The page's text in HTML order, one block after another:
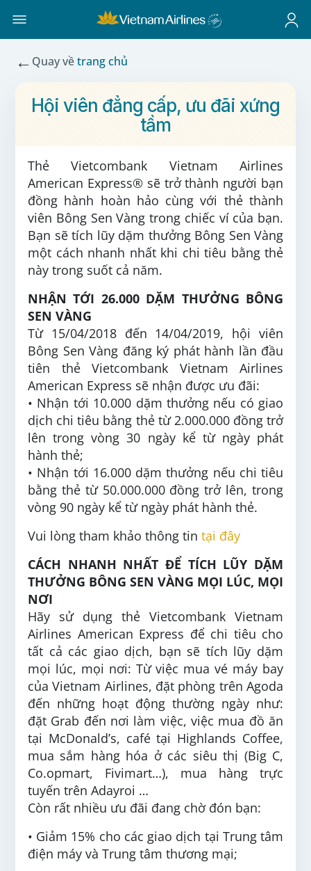
← Quay vềtrang chủ
Hội viên đẳng cấp, ưu đãi xứng
tầm
Thẻ Vietcombank Vietnam Airlines
American Express® sẽ trở thành người bạn
đồng hành hoàn hảo cùng với thẻ thành
viên Bông Sen Vàng trong chiếc ví của bạn.
Bạn sẽ tích lũy dặm thưởng Bông Sen Vàng
một cách nhanh nhất khi chi tiêu bằng thẻ
này trong suốt cả năm.
NHẬN TỚI 26.000 DẶM THƯỞNG BÔNG
SEN VÀNG
Từ 15/04/2018 đến 14/04/2019, hội viên
Bông Sen Vàng đăng ký phát hành lần đầu
tiên thẻ Vietcombank Vietnam Airlines
American Express sẽ nhận được ưu đãi:
• Nhận tới 10.000 dặm thưởng nếu có giao
dịch chi tiêu bằng thẻ từ 2.000.000 đồng trở
lên trong vòng 30 ngày kể từ ngày phát
hành thẻ;
• Nhận tới 16.000 dặm thưởng nếu chi tiêu
bằng thẻ từ 50.000.000 đồng trở lên, trong
vòng 90 ngày kể từ ngày phát hành thẻ.
Vui lòng tham khảo thông tin tại đây
CÁCH NHANH NHẤT ĐỂ TÍCH LŨY DẶM
THƯỞNG BÔNG SEN VÀNG MỌI LÚC, MỌI
NƠI
Hãy sử dụng thẻ Vietcombank Vietnam
Airlines American Express để chi tiêu cho
tất cả các giao dịch, bạn sẽ tích lũy dặm
mọi lúc, mọi nơi: Từ việc mua vé máy bay
của Vietnam Airlines, đặt phòng trên Agoda
đến những hoạt động thường ngày như:
đặt Grab đến nơi làm việc, việc mua đồ ăn
tại McDonald’s, café tại Highlands Coffee,
mua sắm hàng hóa ở các siêu thị (Big C,
Co.opmart, Fivimart…), mua hàng trực
tuyến trên Adayroi …
Còn rất nhiều ưu đãi đang chờ đón bạn:
• Giảm 15% cho các giao dịch tại Trung tâm
điện máy và Trung tâm thương mại;